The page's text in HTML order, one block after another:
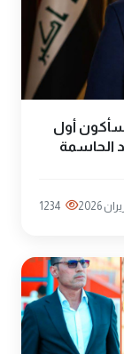
سأكون أول
الحاسمة
1234